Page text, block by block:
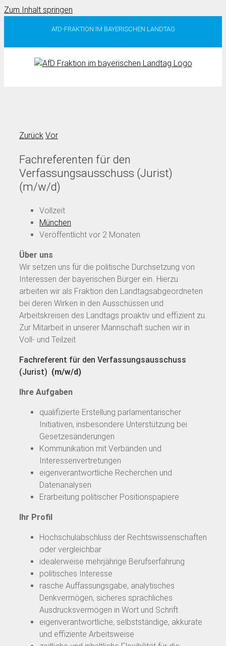
Zum Inhalt springen
AfD-FRAKTION IM BAYERISCHEN LANDTAG
Zurück Vor
Fachreferenten für den
Verfassungsausschuss (Jurist)
(m/w/d)
Vollzeit
München
Veröffentlicht vor 2 Monaten
Über uns
Wir setzen uns für die politische Durchsetzung von
Interessen der bayerischen Bürger ein. Hierzu
arbeiten wir als Fraktion den Landtagsabgeordneten
bei deren Wirken in den Ausschüssen und
Arbeitskreisen des Landtags proaktiv und effizient zu.
Zur Mitarbeit in unserer Mannschaft suchen wir in
Voll- und Teilzeit
Fachreferent für den Verfassungsausschuss
(Jurist) (m/w/d)
Ihre Aufgaben
qualifizierte Erstellung parlamentarischer
Initiativen, insbesondere Unterstützung bei
Gesetzesänderungen
Kommunikation mit Verbänden und
Interessenvertretungen
eigenverantwortliche Recherchen und
Datenanalysen
Erarbeitung politischer Positionspapiere
Ihr Profil
Hochschulabschluss der Rechtswissenschaften
oder vergleichbar
idealerweise mehrjährige Berufserfahrung
politisches Interesse
rasche Auffassungsgabe, analytisches
Denkvermögen, sicheres sprachliches
Ausdrucksvermögen in Wort und Schrift
eigenverantwortliche, selbstständige, akkurate
und effiziente Arbeitsweise